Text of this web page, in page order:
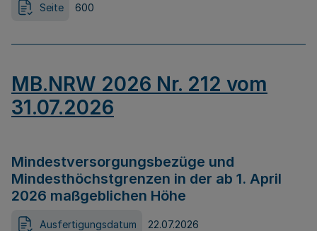
Seite 600
MB.NRW 2026 Nr. 212 vom
31.07.2026
Mindestversorgungsbezüge und
Mindesthöchstgrenzen in der ab 1. April
2026 maßgeblichen Höhe
Ausfertigungsdatum 22.07.2026